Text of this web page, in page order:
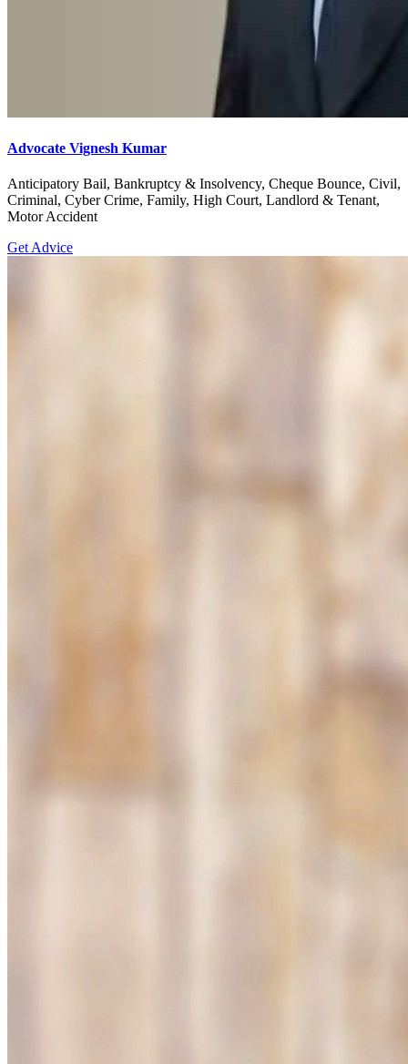
Advocate Vignesh Kumar
Anticipatory Bail, Bankruptcy & Insolvency, Cheque Bounce, Civil,
Criminal, Cyber Crime, Family, High Court, Landlord & Tenant,
Motor Accident
Get Advice